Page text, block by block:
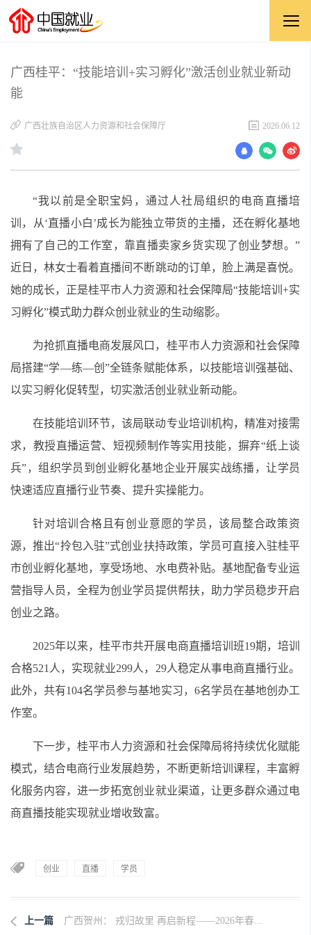
广西桂平：“技能培训+实习孵化”激活创业就业新动
能
广西壮族自治区人力资源和社会保障厅 2026.06.12
“我以前是全职宝妈，通过人社局组织的电商直播培
训，从‘直播小白’成长为能独立带货的主播，还在孵化基地
拥有了自己的工作室，靠直播卖家乡货实现了创业梦想。”
近日，林女士看着直播间不断跳动的订单，脸上满是喜悦。
她的成长，正是桂平市人力资源和社会保障局“技能培训+实
习孵化”模式助力群众创业就业的生动缩影。
为抢抓直播电商发展风口，桂平市人力资源和社会保障
局搭建“学—练—创”全链条赋能体系，以技能培训强基础、
以实习孵化促转型，切实激活创业就业新动能。
在技能培训环节，该局联动专业培训机构，精准对接需
求，教授直播运营、短视频制作等实用技能，摒弃“纸上谈
兵”，组织学员到创业孵化基地企业开展实战练播，让学员
快速适应直播行业节奏、提升实操能力。
针对培训合格且有创业意愿的学员，该局整合政策资
源，推出“拎包入驻”式创业扶持政策，学员可直接入驻桂平
市创业孵化基地，享受场地、水电费补贴。基地配备专业运
营指导人员，全程为创业学员提供帮扶，助力学员稳步开启
创业之路。
2025年以来，桂平市共开展电商直播培训班19期，培训
合格521人，实现就业299人，29人稳定从事电商直播行业。
此外，共有104名学员参与基地实习，6名学员在基地创办工
作室。
下一步，桂平市人力资源和社会保障局将持续优化赋能
模式，结合电商行业发展趋势，不断更新培训课程，丰富孵
化服务内容，进一步拓宽创业就业渠道，让更多群众通过电
商直播技能实现就业增收致富。
创业 直播 学员
上一篇 广西贺州： 戎归故里 再启新程——2026年春...